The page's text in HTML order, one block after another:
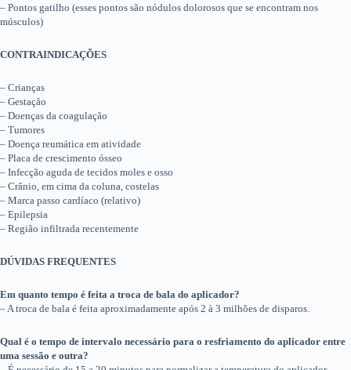
– Pontos gatilho (esses pontos são nódulos dolorosos que se encontram nos
músculos)
CONTRAINDICAÇÕES
– Crianças
– Gestação
– Doenças da coagulação
– Tumores
– Doença reumática em atividade
– Placa de crescimento ósseo
– Infecção aguda de tecidos moles e osso
– Crânio, em cima da coluna, costelas
– Marca passo cardíaco (relativo)
– Epilepsia
– Região infiltrada recentemente
DÚVIDAS FREQUENTES
Em quanto tempo é feita a troca de bala do aplicador?
– A troca de bala é feita aproximadamente após 2 à 3 milhões de disparos.
Qual é o tempo de intervalo necessário para o resfriamento do aplicador entre
uma sessão e outra?